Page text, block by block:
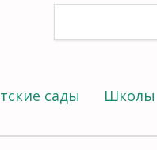
сады Школы